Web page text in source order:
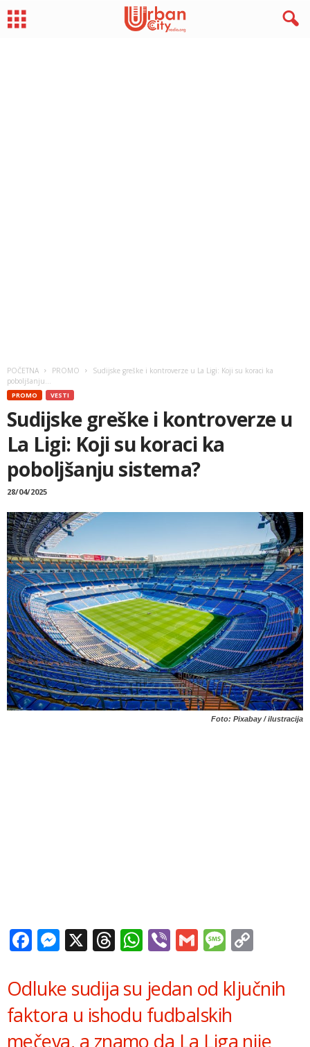
POČETNA PROMO
Sudijske greške i kontroverze u La Ligi: Koji su koraci ka
poboljšanju...
PROMO VESTI
Sudijske greške i kontroverze u
La Ligi: Koji su koraci ka
poboljšanju sistema?
28/04/2025
Foto: Pixabay / ilustracija
Facebook
Messenger
X Threads
WhatsApp
ViberGmail
Odluke sudija su jedan od ključnih
faktora u ishodu fudbalskih
mečeva, a znamo da La Liga nije